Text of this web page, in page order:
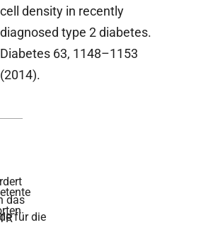
cell density in recently
diagnosed type 2 diabetes.
Diabetes 63, 1148–1153
(2014).
für die
das